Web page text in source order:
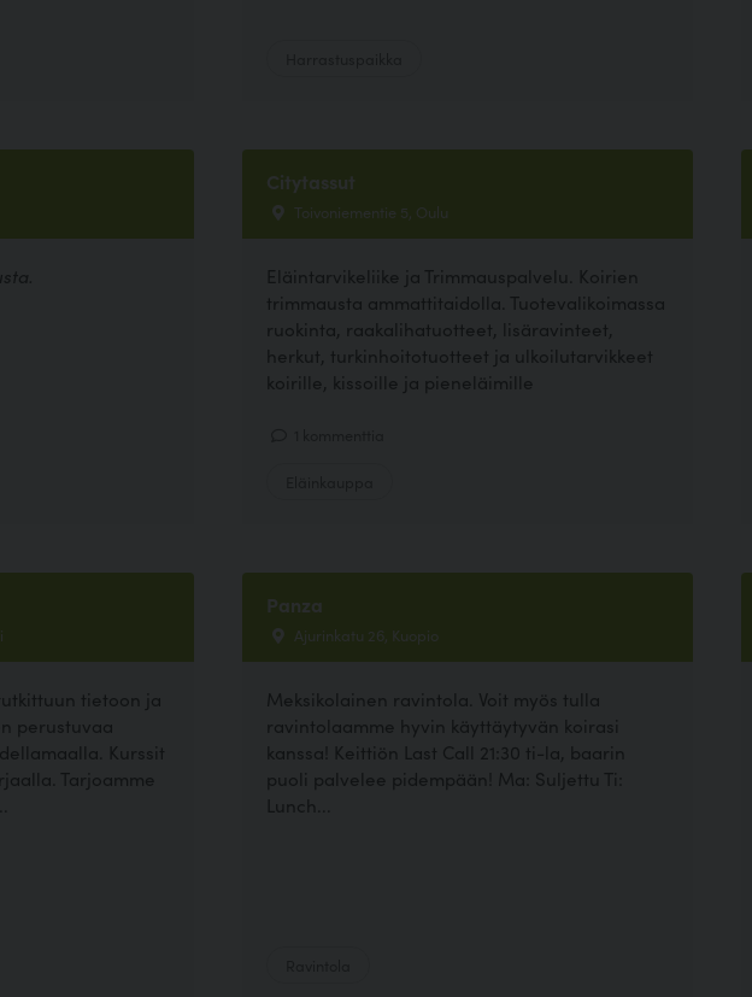
Citytassut
Toivoniementie 5, Oulu
Eläintarvikeliike ja Trimmauspalvelu. Koirien
trimmausta ammattitaidolla. Tuotevalikoimassa
ruokinta, raakalihatuotteet, lisäravinteet,
herkut, turkinhoitotuotteet ja ulkoilutarvikkeet
koirille, kissoille ja pieneläimille
tietoon ja
perustuvaa
Kurssit
Tarjoamme
Panza
Ajurinkatu 26, Kuopio
Meksikolainen ravintola. Voit myös tulla
ravintolaamme hyvin käyttäytyvän koirasi
kanssa! Keittiön Last Call 21:30 ti-la, baarin
puoli palvelee pidempään! Ma: Suljettu Ti:
Lunch...